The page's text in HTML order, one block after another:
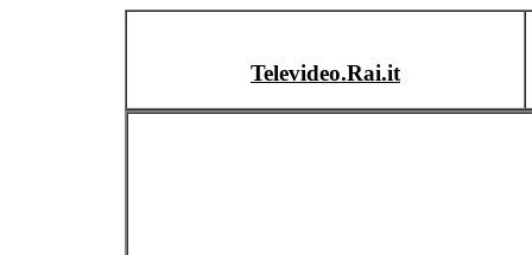
Televideo.Rai.it